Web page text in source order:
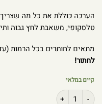
הערכה כוללת את כל מה
טלסקופי, משאבת לחץ גבוה
מתאים לחותרים בכל הרמות (עד 150
לחתור!
קיים במלאי
כמות של גלשן סאפ מתנפח Intex AquaQuest 320 – דגם פרימיום 68242 כולל ערכה מלאה